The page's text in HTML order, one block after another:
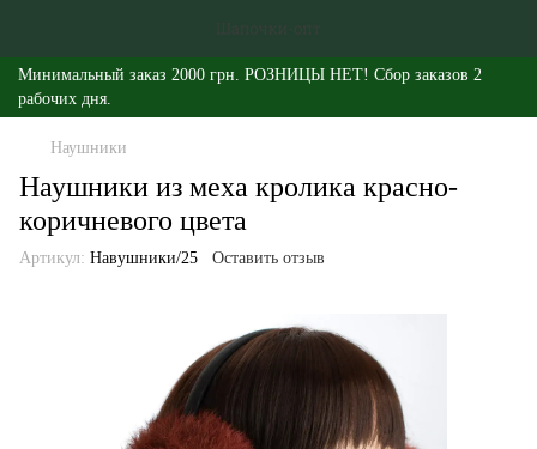
Минимальный заказ 2000 грн. РОЗНИЦЫ НЕТ! Сбор заказов 2
рабочих дня.
Наушники
Наушники из меха кролика красно-
коричневого цвета
Артикул: Навушники/25 Оставить отзыв